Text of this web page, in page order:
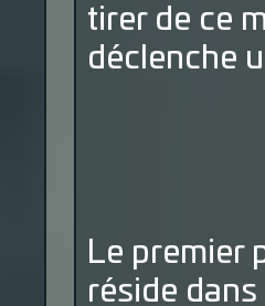
tirer de ce
déclenche
Le premier
réside